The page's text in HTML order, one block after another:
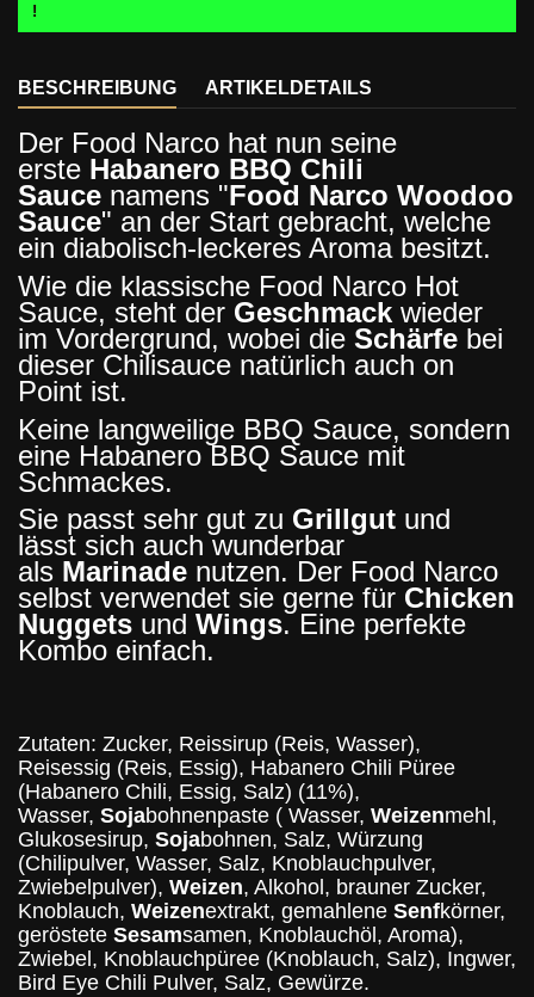
!
BESCHREIBUNG ARTIKELDETAILS
Der Food Narco hat nun seine
erste Habanero BBQ Chili
Sauce namens "Food Narco Woodoo
Sauce" an der Start gebracht, welche
ein diabolisch-leckeres Aroma besitzt.
Wie die klassische Food Narco Hot
Sauce, steht der Geschmack wieder
im Vordergrund, wobei die Schärfe bei
dieser Chilisauce natürlich auch on
Point ist.
Keine langweilige BBQ Sauce, sondern
eine Habanero BBQ Sauce mit
Schmackes.
Sie passt sehr gut zu Grillgut und
lässt sich auch wunderbar
als Marinade nutzen. Der Food Narco
selbst verwendet sie gerne für Chicken
Nuggets und Wings. Eine perfekte
Kombo einfach.
Zutaten: Zucker, Reissirup (Reis, Wasser),
Reisessig (Reis, Essig), Habanero Chili Püree
(Habanero Chili, Essig, Salz) (11%),
Wasser, Sojabohnenpaste ( Wasser, Weizenmehl,
Glukosesirup, Sojabohnen, Salz, Würzung
(Chilipulver, Wasser, Salz, Knoblauchpulver,
Zwiebelpulver), Weizen, Alkohol, brauner Zucker,
Knoblauch, Weizenextrakt, gemahlene Senfkörner,
geröstete Sesamsamen, Knoblauchöl, Aroma),
Zwiebel, Knoblauchpüree (Knoblauch, Salz), Ingwer,
Bird Eye Chili Pulver, Salz, Gewürze.